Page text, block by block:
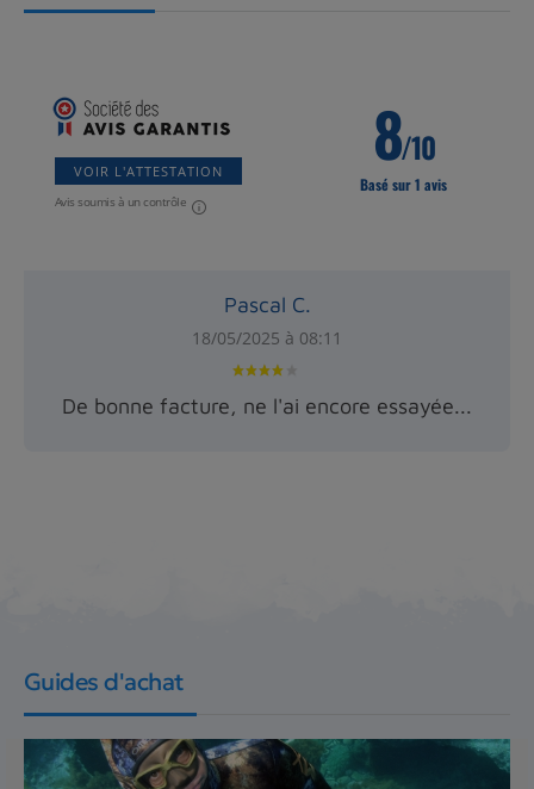
VOIR L'ATTESTATION
Avis soumis à un contrôle
8/10
Basé sur 1 avis
Pascal C.
18/05/2025 à 08:11
De bonne facture, ne l'ai encore essayée...
Guides d'achat